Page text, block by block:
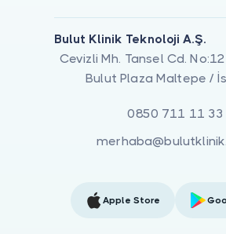
Bulut Klinik Teknoloji A.Ş.
Cevizli Mh. Tansel Cd.
Bulut Plaza Maltepe /
0850 711 11 33
Apple Store